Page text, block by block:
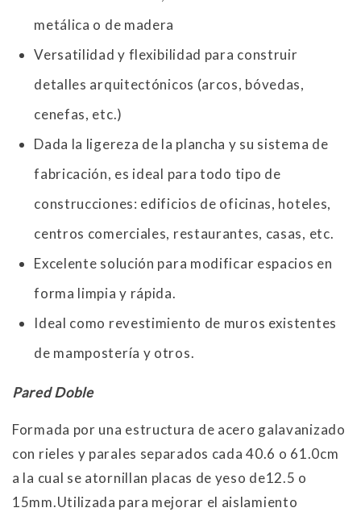
metálica o de madera
Versatilidad y flexibilidad para construir
detalles arquitectónicos (arcos, bóvedas,
cenefas, etc.)
Dada la ligereza de la plancha y su sistema de
fabricación, es ideal para todo tipo de
construcciones: edificios de oficinas, hoteles,
centros comerciales, restaurantes, casas, etc.
Excelente solución para modificar espacios en
forma limpia y rápida.
Ideal como revestimiento de muros existentes
de mampostería y otros.
Pared Doble
Formada por una estructura de acero galavanizado
con rieles y parales separados cada 40.6 o 61.0cm
a la cual se atornillan placas de yeso de12.5 o
15mm.Utilizada para mejorar el aislamiento